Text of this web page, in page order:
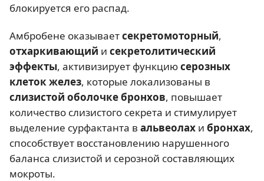
блокируется его распад.
Амбробене оказываетсекретомоторный,
отхаркивающий и секретолитический
эффекты, активизирует функциюсерозных
клеток желез, которые локализованы в
слизистой оболочке бронхов, повышает
количество слизистого секрета и стимулирует
выделение сурфактанта в альвеолах и бронхах,
способствует восстановлению нарушенного
баланса слизистой и серозной составляющих
мокроты.